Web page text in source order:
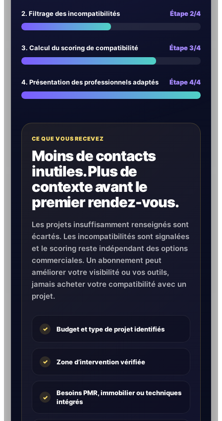
2. Filtrage des incompatibilités Étape 2/4
3. Calcul du scoring de compatibilité Étape 3/4
4. Présentation des professionnels adaptés Étape 4/4
CE QUE VOUS RECEVEZ
Moins de contacts
inutiles. Plus de
contexte avant le
premier rendez-vous.
Les projets insuffisamment renseignés sont
écartés. Les incompatibilités sont signalées
et le scoring reste indépendant des options
commerciales. Un abonnement peut
améliorer votre visibilité ou vos outils,
jamais acheter votre compatibilité avec un
projet.
✓ Budget et type de projet identifiés
✓ Zone d’intervention vérifiée
✓
Besoins PMR, immobilier ou techniques
intégrés